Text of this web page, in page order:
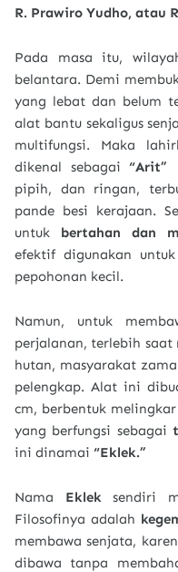
R. Prawiro Yudho, atau
Pada masa itu,
belantara. Demi
yang lebat dan belum
alat bantu sekaligus
multifungsi. Maka
dikenal sebagai“Arit”
pipih, dan ringan,
pande besi kerajaan.
untuk bertahan dan
efektif digunakan
pepohonan kecil.
Namun, untuk
perjalanan, terlebih saat
hutan, masyarakat
pelengkap. Alat ini
cm, berbentuk
yang berfungsi sebagai
ini dinamai “Eklek.”
Nama Ekleksendiri
Filosofinya adalah
membawa senjata,
dibawa tanpa